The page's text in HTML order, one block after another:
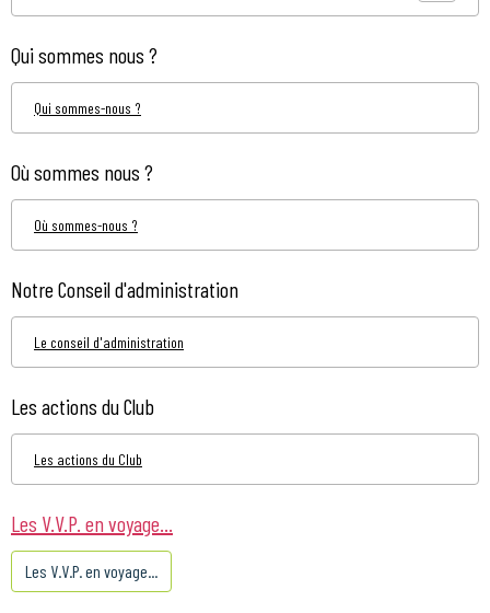
Qui sommes nous ?
Qui sommes-nous ?
Où sommes nous ?
Où sommes-nous ?
Notre Conseil d'administration
Le conseil d'administration
Les actions du Club
Les actions du Club
Les V.V.P. en voyage...
Les V.V.P. en voyage...